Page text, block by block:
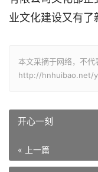
业文化建设又有了
本文采摘于网络，不代
http://hnhuibao.net/
开心一刻
« 上一篇